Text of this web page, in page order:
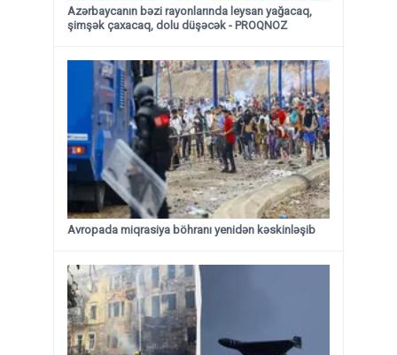
Azərbaycanın bəzi rayonlarında leysan yağacaq,
şimşək çaxacaq, dolu düşəcək - PROQNOZ
Avropada miqrasiya böhranı yenidən kəskinləşib